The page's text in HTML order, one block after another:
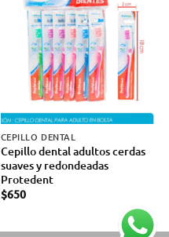
CEPILLO DENTAL
Cepillo dental adultos cerdas
suaves y redondeadas
Protedent
$650